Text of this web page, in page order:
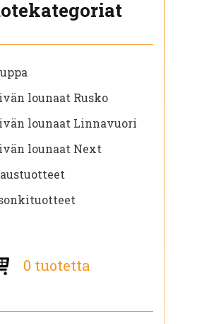
lounaat Rusko
lounaat Linnavuori
lounaat Next
0 tuotetta